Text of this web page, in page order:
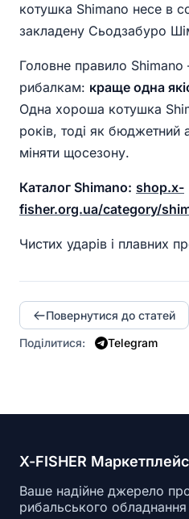
котушка Shimano несе в
закладену Сьодзабуро
Головне правило
рибалкам: краще одна
Одна хороша котушка
років, тоді як бюджетний
міняти щосезону.
Каталог Shimano: shop.x-
fisher.org.ua/category/
Чистих ударів і плавних
Повернутися до статей
Поділитися:
Telegram
X-FISHER Маркетплейс
Ваше надійне джерело
рибальського